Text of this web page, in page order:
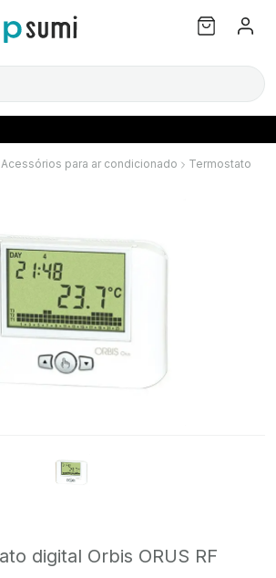
Acessórios para ar condicionado Termostato
digital Orbis ORUS RF